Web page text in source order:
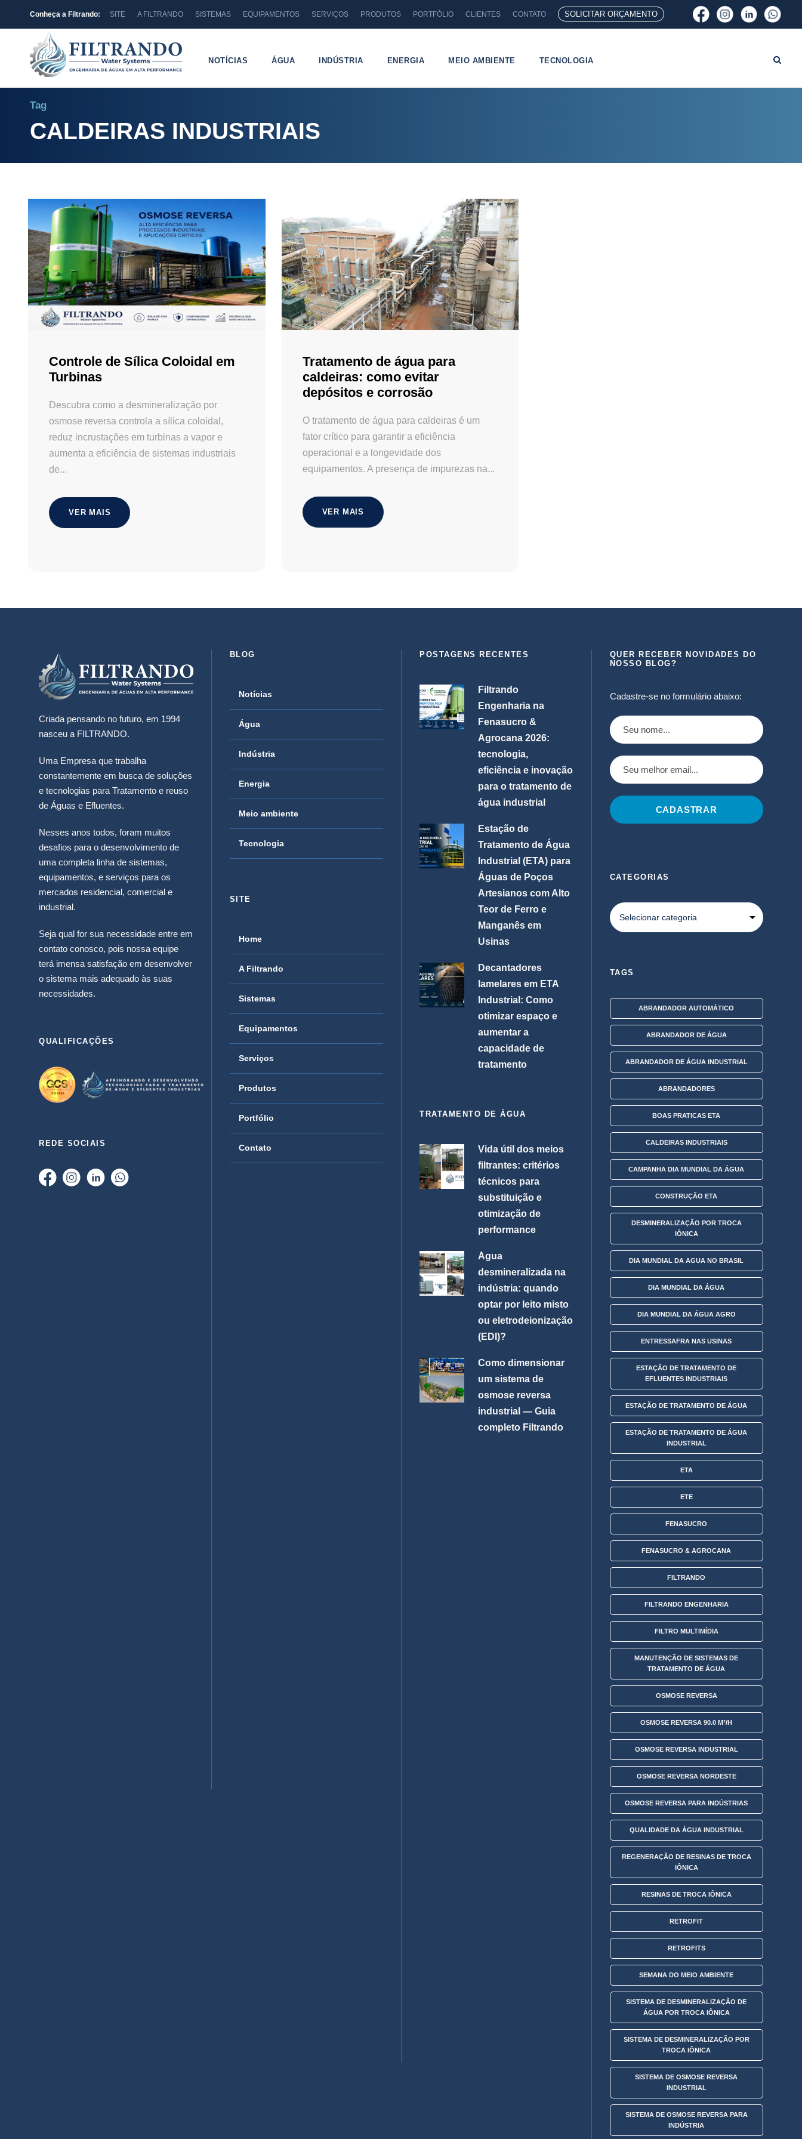
Conheça a Filtrando: SITE A FILTRANDO SISTEMAS EQUIPAMENTOS SERVIÇOS PRODUTOS PORTFÓLIO CLIENTES CONTATO SOLICITAR ORÇAMENTO
NOTÍCIAS ÁGUA INDÚSTRIA ENERGIA MEIO AMBIENTE TECNOLOGIA
Tag
CALDEIRAS INDUSTRIAIS
Controle de Sílica Coloidal em
Turbinas
Descubra como a desmineralização por
osmose reversa controla a sílica coloidal,
reduz incrustações em turbinas a vapor e
aumenta a eficiência de sistemas industriais
de...
VER MAIS
Tratamento de água para
caldeiras: como evitar
depósitos e corrosão
O tratamento de água para caldeiras é um
fator crítico para garantir a eficiência
operacional e a longevidade dos
equipamentos. A presença de impurezas na...
VER MAIS
Criada pensando no futuro, em 1994
nasceu a FILTRANDO.
Uma Empresa que trabalha
constantemente em busca de soluções
e tecnologias para Tratamento e reuso
de Águas e Efluentes.
Nesses anos todos, foram muitos
desafios para o desenvolvimento de
uma completa linha de sistemas,
equipamentos, e serviços para os
mercados residencial, comercial e
industrial.
Seja qual for sua necessidade entre em
contato conosco, pois nossa equipe
terá imensa satisfação em desenvolver
o sistema mais adequado às suas
necessidades.
QUALIFICAÇÕES
REDE SOCIAIS
BLOG
Notícias
Água
Indústria
Energia
Meio ambiente
Tecnologia
SITE
Home
A Filtrando
Sistemas
Equipamentos
Serviços
Produtos
Portfólio
Contato
POSTAGENS RECENTES
Filtrando
Engenharia na
Fenasucro &
Agrocana 2026:
tecnologia,
eficiência e inovação
para o tratamento de
água industrial
Estação de
Tratamento de Água
Industrial (ETA) para
Águas de Poços
Artesianos com Alto
Teor de Ferro e
Manganês em
Usinas
Decantadores
lamelares em ETA
Industrial: Como
otimizar espaço e
aumentar a
capacidade de
tratamento
TRATAMENTO DE ÁGUA
Vida útil dos meios
filtrantes: critérios
técnicos para
substituição e
otimização de
performance
Água
desmineralizada na
indústria: quando
optar por leito misto
ou eletrodeionização
(EDI)?
Como dimensionar
um sistema de
osmose reversa
industrial — Guia
completo Filtrando
QUER RECEBER NOVIDADES DO
NOSSO BLOG?
Cadastre-se no formulário abaixo:
CATEGORIAS
TAGS
ABRANDADOR AUTOMÁTICO
ABRANDADOR DE ÁGUA
ABRANDADOR DE ÁGUA INDUSTRIAL
ABRANDADORES
BOAS PRATICAS ETA
CALDEIRAS INDUSTRIAIS
CAMPANHA DIA MUNDIAL DA ÁGUA
CONSTRUÇÃO ETA
DESMINERALIZAÇÃO POR TROCA
IÔNICA
DIA MUNDIAL DA AGUA NO BRASIL
DIA MUNDIAL DA ÁGUA
DIA MUNDIAL DA ÁGUA AGRO
ENTRESSAFRA NAS USINAS
ESTAÇÃO DE TRATAMENTO DE
EFLUENTES INDUSTRIAIS
ESTAÇÃO DE TRATAMENTO DE ÁGUA
ESTAÇÃO DE TRATAMENTO DE ÁGUA
INDUSTRIAL
ETA
ETE
FENASUCRO
FENASUCRO & AGROCANA
FILTRANDO
FILTRANDO ENGENHARIA
FILTRO MULTIMÍDIA
MANUTENÇÃO DE SISTEMAS DE
TRATAMENTO DE ÁGUA
OSMOSE REVERSA
OSMOSE REVERSA 90.0 M³/H
OSMOSE REVERSA INDUSTRIAL
OSMOSE REVERSA NORDESTE
OSMOSE REVERSA PARA INDÚSTRIAS
QUALIDADE DA ÁGUA INDUSTRIAL
REGENERAÇÃO DE RESINAS DE TROCA
IÔNICA
RESINAS DE TROCA IÔNICA
RETROFIT
RETROFITS
SEMANA DO MEIO AMBIENTE
SISTEMA DE DESMINERALIZAÇÃO DE
ÁGUA POR TROCA IÔNICA
SISTEMA DE DESMINERALIZAÇÃO POR
TROCA IÔNICA
SISTEMA DE OSMOSE REVERSA
INDUSTRIAL
SISTEMA DE OSMOSE REVERSA PARA
INDÚSTRIA